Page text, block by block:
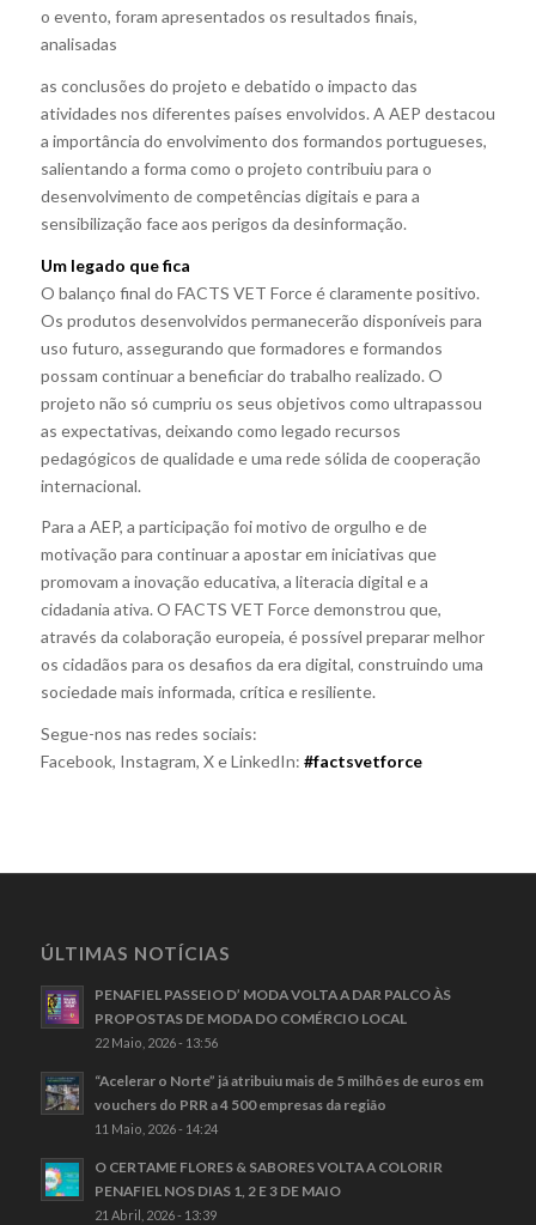
o evento, foram apresentados os resultados finais,
analisadas
as conclusões do projeto e debatido o impacto das
atividades nos diferentes países envolvidos. A AEP destacou
a importância do envolvimento dos formandos portugueses,
salientando a forma como o projeto contribuiu para o
desenvolvimento de competências digitais e para a
sensibilização face aos perigos da desinformação.
Um legado que fica
O balanço final do FACTS VET Force é claramente positivo.
Os produtos desenvolvidos permanecerão disponíveis para
uso futuro, assegurando que formadores e formandos
possam continuar a beneficiar do trabalho realizado. O
projeto não só cumpriu os seus objetivos como ultrapassou
as expectativas, deixando como legado recursos
pedagógicos de qualidade e uma rede sólida de cooperação
internacional.
Para a AEP, a participação foi motivo de orgulho e de
motivação para continuar a apostar em iniciativas que
promovam a inovação educativa, a literacia digital e a
cidadania ativa. O FACTS VET Force demonstrou que,
através da colaboração europeia, é possível preparar melhor
os cidadãos para os desafios da era digital, construindo uma
sociedade mais informada, crítica e resiliente.
Segue-nos nas redes sociais:
Facebook, Instagram, X e LinkedIn: #factsvetforce
ÚLTIMAS NOTÍCIAS
PENAFIEL PASSEIO D’ MODA VOLTA A DAR PALCO ÀS
PROPOSTAS DE MODA DO COMÉRCIO LOCAL
22 Maio, 2026 - 13:56
“Acelerar o Norte” já atribuiu mais de 5 milhões de euros em
vouchers do PRR a 4 500 empresas da região
11 Maio, 2026 - 14:24
O CERTAME FLORES & SABORES VOLTA A COLORIR
PENAFIEL NOS DIAS 1, 2 E 3 DE MAIO
21 Abril, 2026 - 13:39